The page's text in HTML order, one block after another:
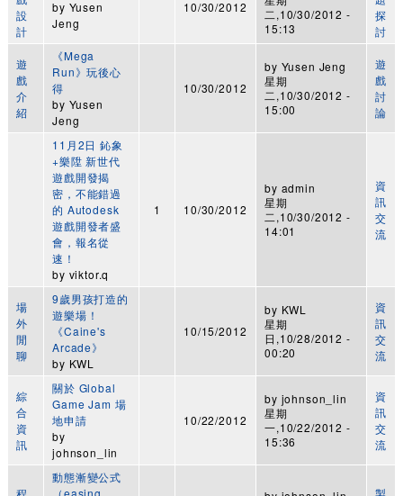
設
計
by Yusen
Jeng
10/30/2012
二,10/30/2012 -
15:13
探
討
遊
戲
介
紹
《Mega
Run》玩後心
得
by Yusen
Jeng
10/30/2012
by Yusen Jeng
星期
二,10/30/2012 -
15:00
遊
戲
討
論
11月2日 鈊象
+樂陞 新世代
遊戲開發揭
密，不能錯過
的 Autodesk
遊戲開發者盛
會，報名從
速！
by viktor.q
1 10/30/2012
by admin
星期
二,10/30/2012 -
14:01
資
訊
交
流
場
外
閒
聊
9歲男孩打造的
遊樂場！
《Caine's
Arcade》
by KWL
10/15/2012
by KWL
星期
日,10/28/2012 -
00:20
資
訊
交
流
綜
合
資
訊
關於 Global
Game Jam 場
地申請
by
johnson_lin
10/22/2012
by johnson_lin
星期
一,10/22/2012 -
15:36
資
訊
交
流
動態漸變公式